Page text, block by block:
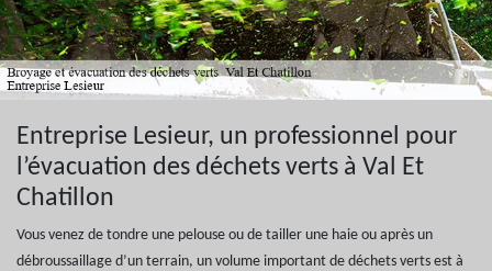
Entreprise Lesieur, un professionnel pour
l’évacuation des déchets verts à Val Et
Chatillon
Vous venez de tondre une pelouse ou de tailler une haie ou après un
débroussaillage d’un terrain, un volume important de déchets verts est à